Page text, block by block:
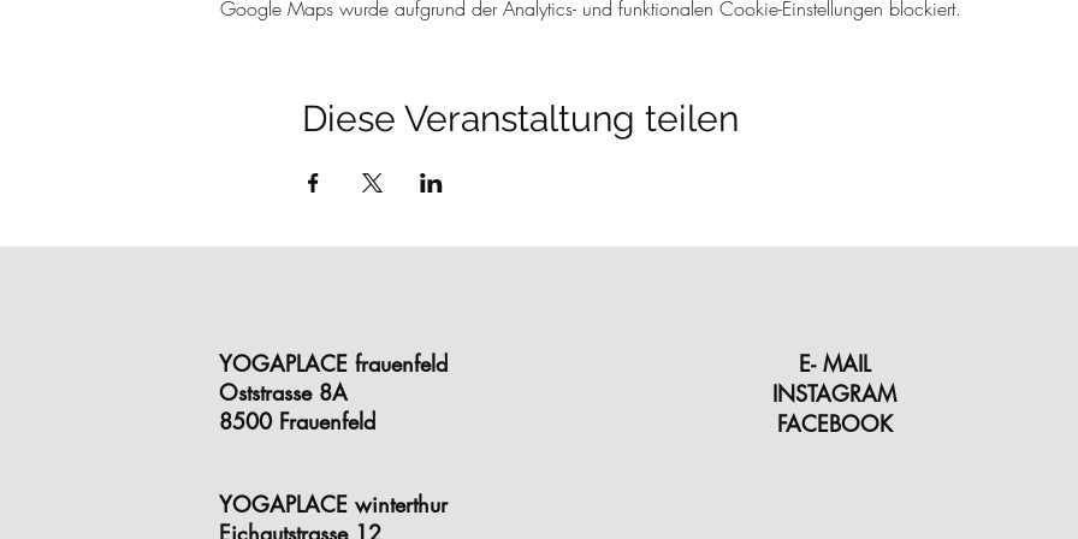
Google Maps wurde aufgrund der Analytics- und funktionalen Cookie-Einstellungen blockiert.
Diese Veranstaltung teilen
YOGAPLACE frauenfeld
Oststrasse 8A
8500 Frauenfeld
YOGAPLACE winterthur
Eichgutstrasse 12
E- MAIL
INSTAGRAM
FACEBOOK